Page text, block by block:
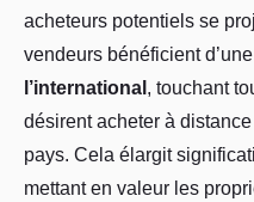
acheteurs potentiels se
vendeurs bénéficient d’une
l’international , touchant
désirent acheter à
pays. Cela élargit
mettant en valeur les